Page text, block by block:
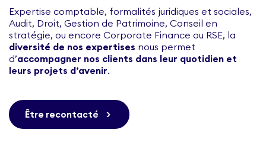
Expertise comptable, formalités juridiques et sociales,
Audit, Droit, Gestion de Patrimoine, Conseil en
stratégie, ou encore Corporate Finance ou RSE, la
diversité de nos expertises nous permet
d’accompagner nos clients dans leur quotidien et
leurs projets d’avenir.
Être recontacté >